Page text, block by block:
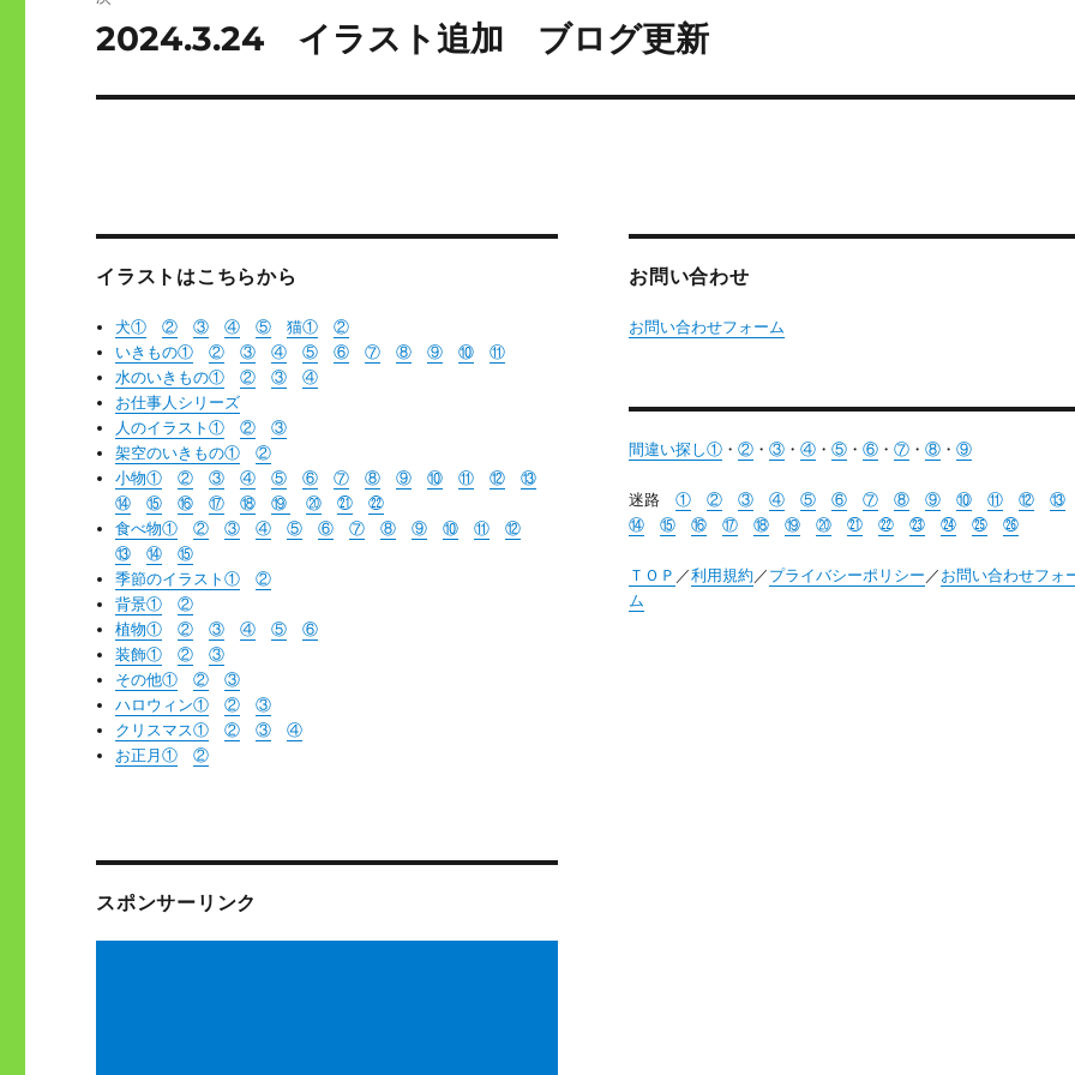
ゲ
ン
次
投
2024.3.24 イラスト追加 ブログ更新
イラストはこちらから
犬① ② ③ ④ ⑤ 猫①
②
いきもの①
② ③ ④ ⑤ ⑥ ⑦ ⑧ ⑨ ⑩
⑪
水のいきもの①
② ③
④
お仕事人シリーズ
人のイラスト①
②
③
架空のいきもの①
②
小物①
② ③ ④ ⑤ ⑥ ⑦ ⑧ ⑨ ⑩ ⑪ ⑫
⑬
⑭
⑮ ⑯ ⑰ ⑱ ⑲ ⑳ ㉑
㉒
食べ物①
② ③ ④ ⑤ ⑥ ⑦ ⑧ ⑨ ⑩ ⑪
⑫
⑬
⑭
⑮
季節のイラスト①
②
背景①
②
植物①
② ③ ④ ⑤
⑥
装飾①
②
③
その他①
②
③
ハロウィン①
②
③
クリスマス①
② ③
④
お正月①
②
スポンサーリンク
お問い合わせ
お問い合わせフォーム
間違い探し① ・② ・③ ・④ ・⑤ ・⑥ ・⑦ ・⑧ ・⑨
迷路① ② ③ ④ ⑤ ⑥ ⑦ ⑧ ⑨ ⑩ ⑪ ⑫
⑬
⑭
⑮ ⑯ ⑰ ⑱ ⑲ ⑳ ㉑ ㉒ ㉓ ㉔ ㉕ ㉖
ＴＯＰ ／利用規約／プライバシーポリシー／お問い合わせフォ
ム